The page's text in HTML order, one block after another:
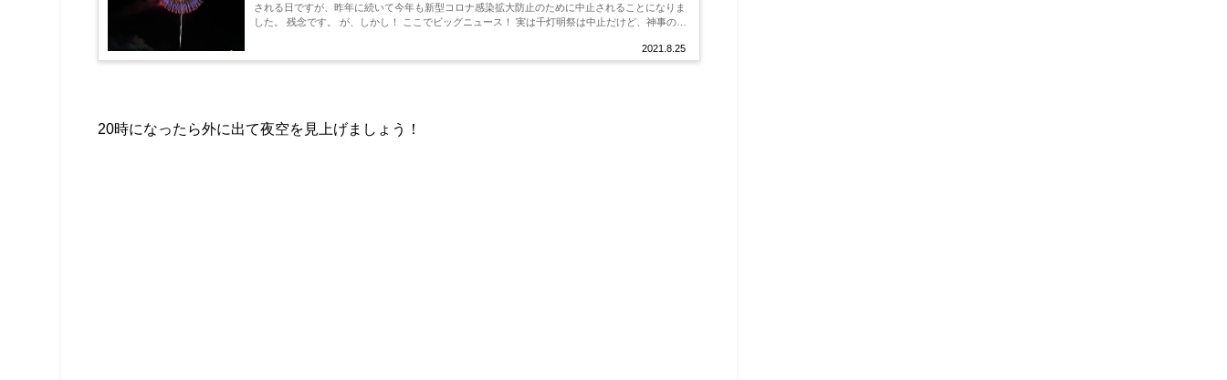
2021.8.25
される日ですが、昨年に続いて今年も新型コロナ感染拡大防止のために中止されることになりま
した。 残念です。 が、しかし！ ここでビッグニュース！ 実は千灯明祭は中止だけど、神事のみ
20時になったら外に出て夜空を見上げましょう！